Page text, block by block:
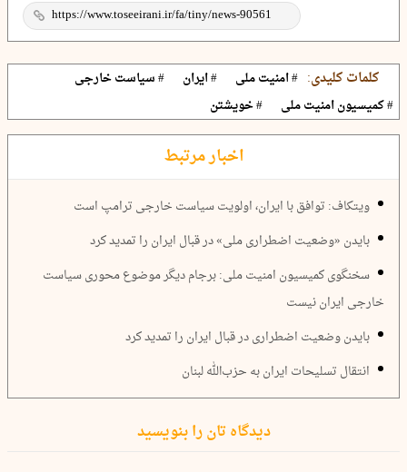
کلمات کلیدی: # امنیت ملی # ایران
# سیاست خارجی
# کمیسیون امنیت ملی
# خویشتن
اخبار مرتبط
ویتکاف: توافق با ایران، اولویت سیاست خارجی ترامپ است
بایدن «وضعیت اضطراری ملی» در قبال ایران را تمدید کرد
سخنگوی کمیسیون امنیت ملی: برجام دیگر موضوع محوری سیاست
خارجی ایران نیست
بایدن وضعیت اضطراری در قبال ایران را تمدید کرد
انتقال تسلیحات ایران به حزب‌الله لبنان
دیدگاه تان را بنویسید